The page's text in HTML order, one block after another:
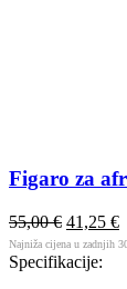
Figaro za
55,00€ 41,25 €
Najniža cijena u zadnjih
Specifikacije: